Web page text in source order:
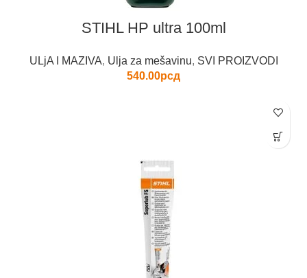
STIHL HP ultra 100ml
ULjA I MAZIVA, Ulja za mešavinu, SVI PROIZVODI
540.00рсд